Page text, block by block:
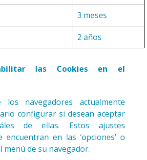
3 meses
2 años
las Cookies en el
navegadores actualmente
configurar si desean aceptar
de ellas. Estos ajustes
encuentran en las ‘opciones’ o
menú de su navegador.